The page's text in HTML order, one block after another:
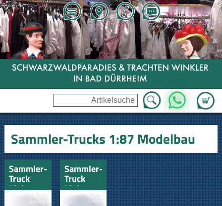
Zum
WhatsApp
Sammler-Trucks 1:87 Modelbau
Sammler-
Truck
"Schwarzwälder
Kochbuch"
Sammler-
Truck
"Schwarzwälder
Kochbuch"